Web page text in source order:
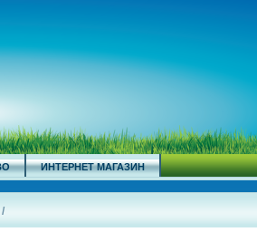
ИНТЕРНЕТ МАГАЗИН
/